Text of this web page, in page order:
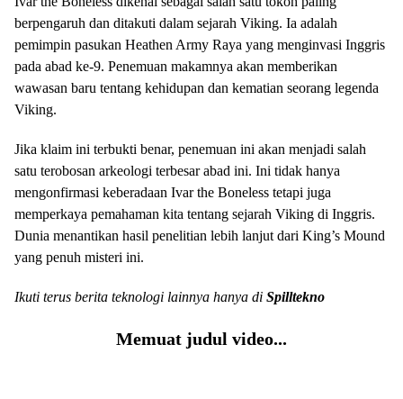
berpengaruh dan ditakuti dalam sejarah Viking. Ia adalah
pemimpin pasukan Heathen Army Raya yang menginvasi Inggris
pada abad ke-9. Penemuan makamnya akan memberikan
wawasan baru tentang kehidupan dan kematian seorang legenda
Viking.
Jika klaim ini terbukti benar, penemuan ini akan menjadi salah
satu terobosan arkeologi terbesar abad ini. Ini tidak hanya
mengonfirmasi keberadaan Ivar the Boneless tetapi juga
memperkaya pemahaman kita tentang sejarah Viking di Inggris.
Dunia menantikan hasil penelitian lebih lanjut dari King’s Mound
yang penuh misteri ini.
Ikuti terus berita teknologi lainnya hanya di Spilltekno
Memuat judul video...